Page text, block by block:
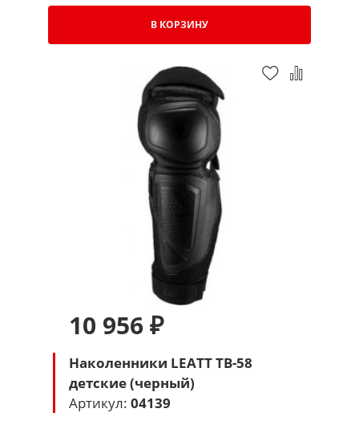
В КОРЗИНУ
10 956 ₽
Наколенники LEATT TB-58
детские (черный)
Артикул: 04139